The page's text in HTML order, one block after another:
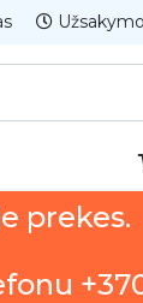
prekes.